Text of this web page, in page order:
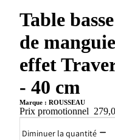
Table
de
effet
- 40 cm
Marque : ROUSSEAU
Prix promotionnel
Diminuer la quantité